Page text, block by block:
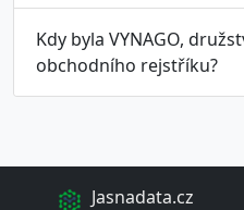
Kdy byla VYNAGO,
obchodního rejstříku?
Jasnadata.cz